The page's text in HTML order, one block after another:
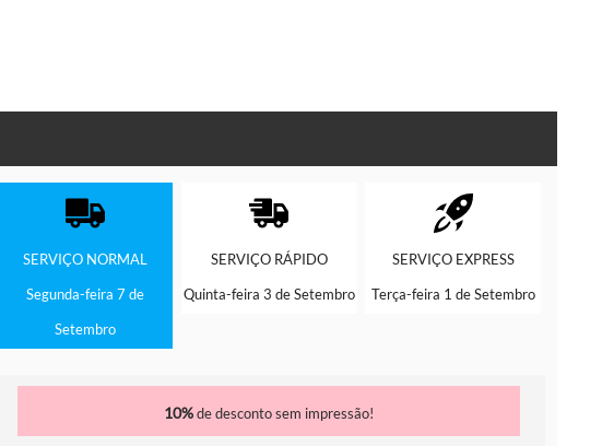
SERVIÇO NORMAL
Segunda-feira 7 de
Setembro
SERVIÇO RÁPIDO
Quinta-feira 3 de Setembro
SERVIÇO EXPRESS
Terça-feira 1 de Setembro
10%de desconto sem impressão!